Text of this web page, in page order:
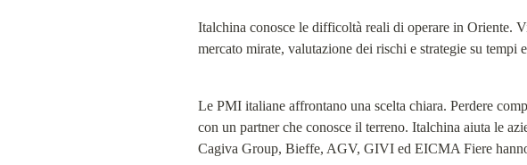
Italchina conosce le difficoltà reali di operare in Oriente.
mercato mirate, valutazione dei rischi e strategie su tempi
Le PMI italiane affrontano una scelta chiara. Perdere
con un partner che conosce il terreno. Italchina aiuta le
Cagiva Group, Bieffe, AGV, GIVI ed EICMA Fiere